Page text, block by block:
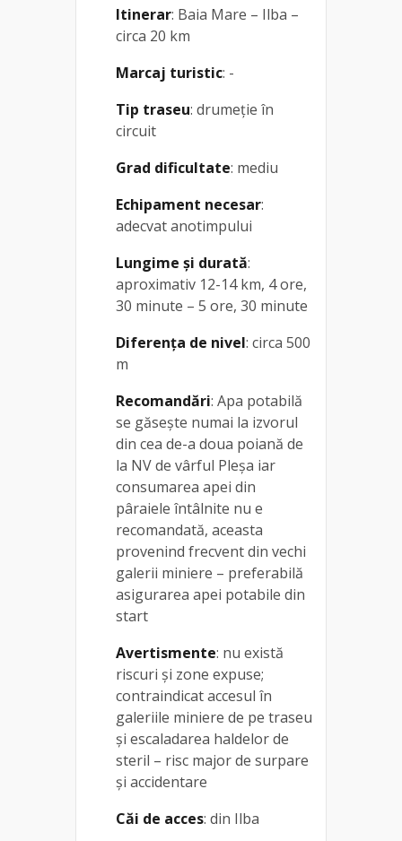
Itinerar: Baia Mare – Ilba –
circa 20 km
Marcaj turistic: -
Tip traseu: drumeție în
circuit
Grad dificultate: mediu
Echipament necesar:
adecvat anotimpului
Lungime și durată:
aproximativ 12-14 km, 4 ore,
30 minute – 5 ore, 30 minute
Diferența de nivel: circa 500
m
Recomandări: Apa potabilă
se găseşte numai la izvorul
din cea de-a doua poiană de
la NV de vârful Pleşa iar
consumarea apei din
pâraiele întâlnite nu e
recomandată, aceasta
provenind frecvent din vechi
galerii miniere – preferabilă
asigurarea apei potabile din
start
Avertismente: nu există
riscuri şi zone expuse;
contraindicat accesul în
galeriile miniere de pe traseu
şi escaladarea haldelor de
steril – risc major de surpare
şi accidentare
Căi de acces: din Ilba